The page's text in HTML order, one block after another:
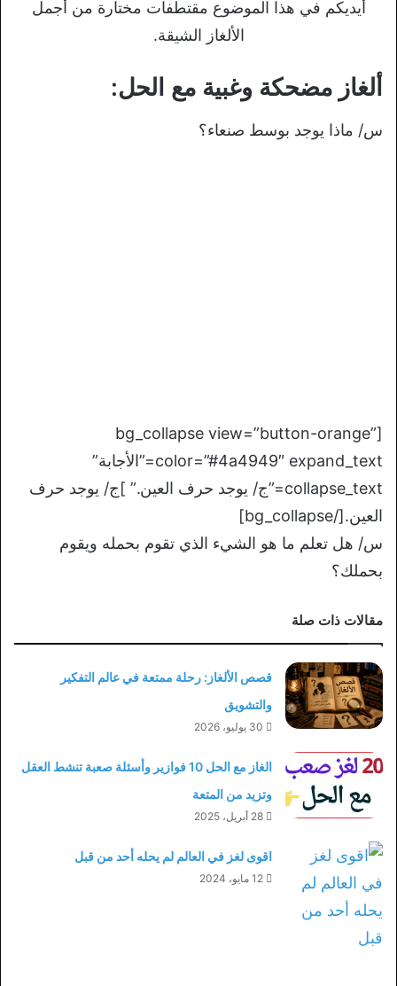
أيديكم في هذا الموضوع مقتطفات مختارة من أجمل
الألغاز الشيقة.
ألغاز مضحكة وغبية مع الحل:
س/ ماذا يوجد بوسط صنعاء؟
[bg_collapse view=”button-orange”
color=”#4a4949″ expand_text=”الأجابة”
collapse_text=”ج/ يوجد حرف العين.” ]ج/ يوجد حرف
العين.[/bg_collapse]
س/ هل تعلم ما هو الشيء الذي تقوم بحمله ويقوم
بحملك؟
مقالات ذات صلة
قصص الألغاز: رحلة ممتعة في عالم التفكير
والتشويق
30 يوليو، 2026
الغاز مع الحل 10 فوازير وأسئلة صعبة تنشط العقل
وتزيد من المتعة
28 أبريل، 2025
اقوى لغز في العالم لم يحله أحد من قبل
12 مايو، 2024